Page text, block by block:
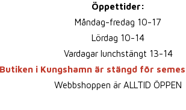
Öppettider:
Måndag-fredag 10-17
Lördag 10-14
Vardagar lunchstängt 13-14
Butiken i Kungshamn är stängd för
Webbshoppen är ALLTID ÖPPEN